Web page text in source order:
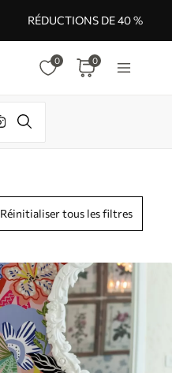
RÉDUCTIONS DE 40 %
0 0
Réinitialiser tous les filtres